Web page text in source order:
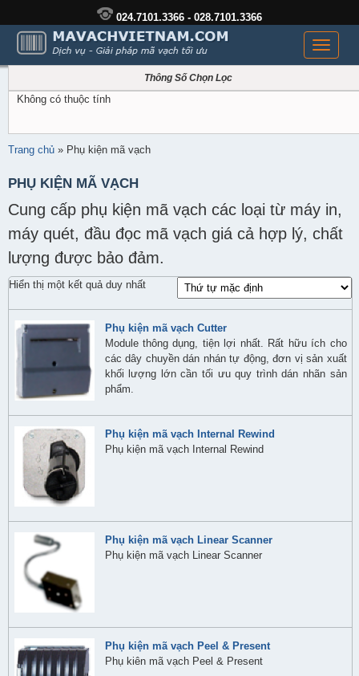
024.7101.3366 - 028.7101.3366
Toggle
Thông Số Chọn Lọc
Không có thuộc tính
Trang chủ » Phụ kiện mã vạch
PHỤ KIỆN MÃ VẠCH
Cung cấp phụ kiện mã vạch các loại từ máy in,
máy quét, đầu đọc mã vạch giá cả hợp lý, chất
lượng được bảo đảm.
Hiển thị một kết quả duy nhất
Phụ kiện mã vạch Cutter
Module thông dụng, tiện lợi nhất. Rất hữu ích cho
các dây chuyền dán nhán tự động, đơn vị sản xuất
khối lượng lớn cần tối ưu quy trình dán nhãn sản
phẩm.
Phụ kiện mã vạch Internal Rewind
Phụ kiện mã vạch Internal Rewind
Phụ kiện mã vạch Linear Scanner
Phụ kiện mã vạch Linear Scanner
Phụ kiện mã vạch Peel & Present
Phụ kiên mã vạch Peel & Present